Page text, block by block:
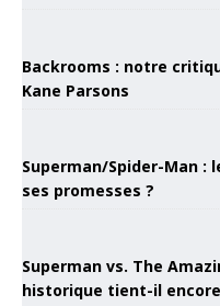
Backrooms : notre
Kane Parsons
Superman/Spider-Man
ses promesses ?
Superman vs. The
historique tient-il